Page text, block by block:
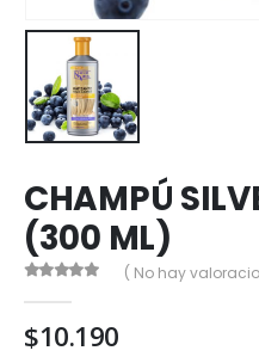
CHAMPÚ
(300 ML)
( No hay
$10.190